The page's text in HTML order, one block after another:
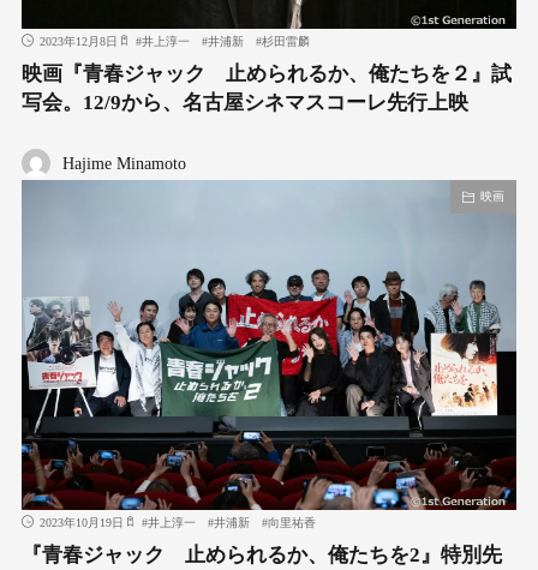
2023年12月8日 #井上淳一 #井浦新 #杉田雷麟
映画『青春ジャック 止められるか、俺たちを２』試
写会。12/9から、名古屋シネマスコーレ先行上映
Hajime Minamoto
映画
2023年10月19日 #井上淳一 #井浦新 #向里祐香
『青春ジャック 止められるか、俺たちを2』特別先